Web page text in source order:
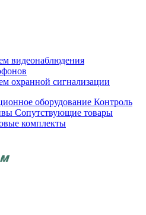
видеонаблюдения
охранной сигнализации
оборудование Контроль
Сопутствующие товары
комплекты